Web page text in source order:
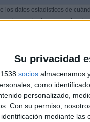
Su privacidad
socios almacenamos
como
personalizado,
Con su permiso,
mediante
los datos estadísticos de
, podemos dar los siguientes
52,78%
47,22%